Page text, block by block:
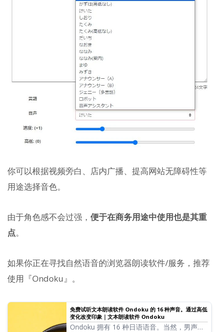
你可以根据视频旁白、店内广播、提高网站无障碍性等
用途选择音色。
由于角色感不会过强， 便于在商务用途中使用也是其重
点。
如果你正在寻找自然语音的浏览器朗读软件/服务，推荐
使用『Ondoku』。
免费试听文本朗读软件 Ondoku 的 16 种声音。通过高低
变化改变印象｜文本朗读软件 Ondoku
Ondoku 拥有 16 种日语语音。当然，男声和